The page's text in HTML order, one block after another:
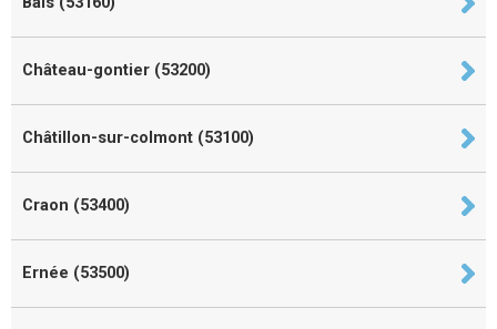
Château-gontier (53200)
Châtillon-sur-colmont (53100)
Craon (53400)
Ernée (53500)